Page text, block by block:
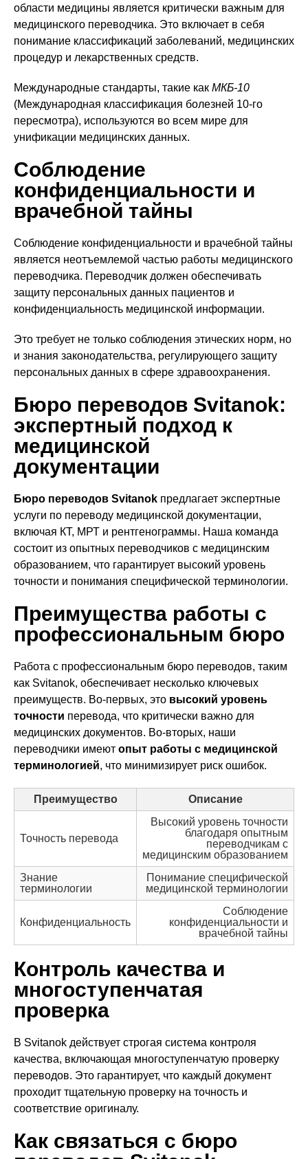
области медицины является критически важным для
медицинского переводчика. Это включает в себя
понимание классификаций заболеваний, медицинских
процедур и лекарственных средств.
Международные стандарты, такие как МКБ-10
(Международная классификация болезней 10-го
пересмотра), используются во всем мире для
унификации медицинских данных.
Соблюдение
конфиденциальности и
врачебной тайны
Соблюдение конфиденциальности и врачебной тайны
является неотъемлемой частью работы медицинского
переводчика. Переводчик должен обеспечивать
защиту персональных данных пациентов и
конфиденциальность медицинской информации.
Это требует не только соблюдения этических норм, но
и знания законодательства, регулирующего защиту
персональных данных в сфере здравоохранения.
Бюро переводов Svitanok:
экспертный подход к
медицинской
документации
Бюро переводов Svitanok предлагает экспертные
услуги по переводу медицинской документации,
включая КТ, МРТ и рентгенограммы. Наша команда
состоит из опытных переводчиков с медицинским
образованием, что гарантирует высокий уровень
точности и понимания специфической терминологии.
Преимущества работы с
профессиональным бюро
Работа с профессиональным бюро переводов, таким
как Svitanok, обеспечивает несколько ключевых
преимуществ. Во-первых, это высокий уровень
точности перевода, что критически важно для
медицинских документов. Во-вторых, наши
переводчики имеют опыт работы с медицинской
терминологией, что минимизирует риск ошибок.
Преимущество Описание
Точность перевода
Высокий уровень точности
благодаря опытным
переводчикам с
медицинским образованием
Знание
терминологии
Понимание специфической
медицинской терминологии
Конфиденциальность
Соблюдение
конфиденциальности и
врачебной тайны
Контроль качества и
многоступенчатая
проверка
В Svitanok действует строгая система контроля
качества, включающая многоступенчатую проверку
переводов. Это гарантирует, что каждый документ
проходит тщательную проверку на точность и
соответствие оригиналу.
Как связаться с бюро